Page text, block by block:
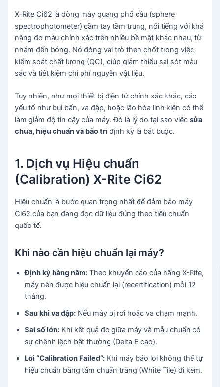
X-Rite Ci62 là dòng máy quang phổ cầu (sphere
spectrophotometer) cầm tay tầm trung, nổi tiếng với khả
năng đo màu chính xác trên nhiều bề mặt khác nhau, từ
nhám đến bóng. Nó đóng vai trò then chốt trong việc
kiểm soát chất lượng (QC), giúp giảm thiểu sai sót màu
sắc và tiết kiệm chi phí nguyên vật liệu.
Tuy nhiên, như mọi thiết bị điện tử chính xác khác, các
yếu tố như bụi bẩn, va đập, hoặc lão hóa linh kiện có thể
làm giảm độ tin cậy của máy. Đó là lý do tại sao việcsửa
chữa, hiệu chuẩn và bảo trì định kỳ là bắt buộc.
1. Dịch vụ Hiệu chuẩn
(Calibration) X-Rite Ci62
Hiệu chuẩn là bước quan trọng nhất để đảm bảo máy
Ci62 của bạn đang đọc dữ liệu đúng theo tiêu chuẩn
quốc tế.
Khi nào cần hiệu chuẩn lại máy?
Định kỳ hàng năm: Theo khuyến cáo của hãng X-Rite,
máy nên được hiệu chuẩn lại (recertification) mỗi 12
tháng.
Sau khi va đập: Nếu máy bị rơi hoặc va chạm mạnh.
Sai số lớn: Khi kết quả đo giữa máy và mẫu chuẩn có
sự chênh lệch bất thường (Delta E cao).
Lỗi “Calibration Failed”: Khi máy báo lỗi không thể tự
hiệu chuẩn bằng tấm chuẩn trắng (White Tile) đi kèm.